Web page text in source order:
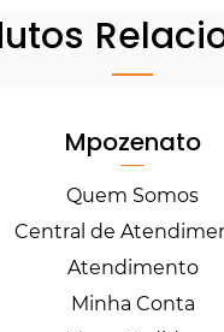
Mpozenato
Quem Somos
Central de
Atendimento
Minha Conta